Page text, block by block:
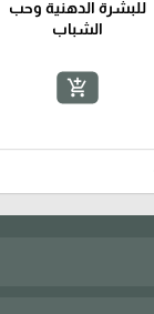
للبشرة الدهنية وحب
الشباب
add_shopping_cart